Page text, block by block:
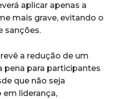
aplicar apenas a
mais grave, evitando o
sanções.
a redução de um
pena para participantes
que não seja
liderança,